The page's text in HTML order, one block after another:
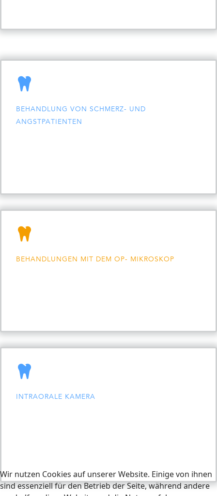
BEHANDLUNG VON SCHMERZ- UND
ANGSTPATIENTEN
BEHANDLUNGEN MIT DEM OP- MIKROSKOP
INTRAORALE KAMERA
Wir nutzen Cookies auf unserer Website. Einige von ihnen
sind essenziell für den Betrieb der Seite, während andere